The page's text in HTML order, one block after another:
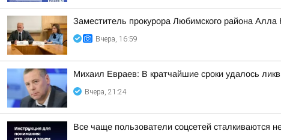
Заместитель прокурора Любимского района
Вчера, 16:59
Михаил Евраев: В кратчайшие сроки удалось
Вчера, 21:24
Все чаще пользователи соцсетей сталкиваются